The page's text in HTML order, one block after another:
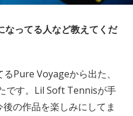
ってる人など教えてくだ
Pure Voyageから出た、
です。Lil Soft Tennisが手
の作品を楽しみにしてま